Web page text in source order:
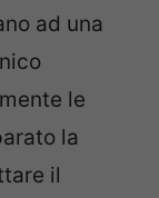
ad una
le
la
il